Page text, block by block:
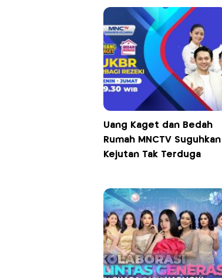
Uang Kaget dan Bedah
Rumah MNCTV Suguhkan
Kejutan Tak Terduga